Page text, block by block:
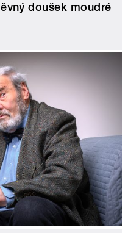
doušek moudré